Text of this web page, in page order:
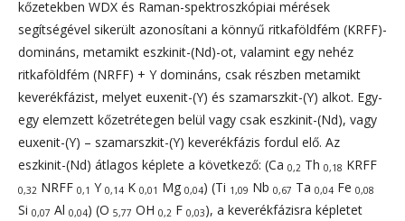
kőzetekben WDX és Raman-spektroszkópiai mérések
segítségével sikerült azonosítani a könnyű ritkaföldfém (KRFF)-
domináns, metamikt eszkinit-(Nd)-ot, valamint egy nehéz
ritkaföldfém (NRFF) + Y domináns, csak részben metamikt
keverékfázist, melyet euxenit-(Y) és szamarszkit-(Y) alkot. Egy-
egy elemzett kőzetrétegen belül vagy csak eszkinit-(Nd), vagy
euxenit-(Y) – szamarszkit-(Y) keverékfázis fordul elő. Az
eszkinit-(Nd) átlagos képlete a következő: (Ca 0,2 Th 0,18 KRFF
0,32 NRFF 0,1 Y 0,14 K 0,01 Mg 0,04) (Ti 1,09 Nb 0,67 Ta 0,04 Fe 0,08
Si 0,07 Al 0,04) (O 5,77 OH 0,2 F 0,03), a keverékfázisra képletet